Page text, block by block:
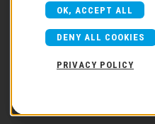
OK, ACCEPT ALL
DENY ALL COOKIES
PRIVACY POLICY